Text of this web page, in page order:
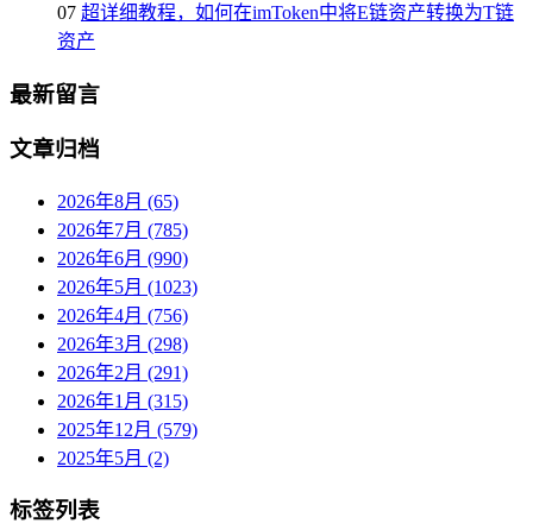
07 超详细教程，如何在imToken中将E链资产转换为T链
资产
最新留言
文章归档
2026年8月 (65)
2026年7月 (785)
2026年6月 (990)
2026年5月 (1023)
2026年4月 (756)
2026年3月 (298)
2026年2月 (291)
2026年1月 (315)
2025年12月 (579)
2025年5月 (2)
标签列表